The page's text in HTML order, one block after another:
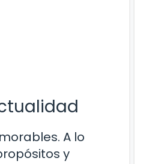
A lo
y